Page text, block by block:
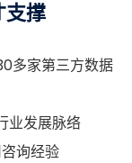
支撑
多家第三方数据
业发展脉络
询经验